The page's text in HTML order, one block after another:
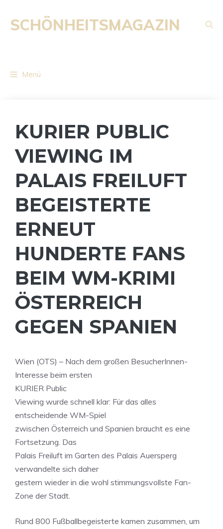
Inhalt
springen
SCHÖNHEITSMAGAZIN
Menü
KURIER PUBLIC
VIEWING IM
PALAIS FREILUFT
BEGEISTERTE
ERNEUT
HUNDERTE FANS
BEIM WM-KRIMI
ÖSTERREICH
GEGEN SPANIEN
Wien (OTS) – Nach dem großen BesucherInnen-
Interesse beim ersten
KURIER Public
Viewing wurde schnell klar: Für das alles
entscheidende WM-Spiel
zwischen Österreich und Spanien braucht es eine
Fortsetzung. Das
Palais Freiluft im Garten des Palais Auersperg
verwandelte sich daher
gestern wieder in die wohl stimmungsvollste Fan-
Zone der Stadt.
Rund 800 Fußballbegeisterte kamen zusammen, um